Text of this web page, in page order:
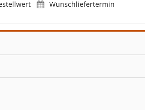
Wunschliefertermin